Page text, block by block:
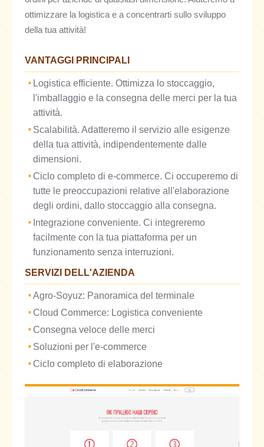
ottimizzare la logistica e a concentrarti sullo sviluppo
della tua attività!
VANTAGGI PRINCIPALI
Logistica efficiente. Ottimizza lo stoccaggio,
l'imballaggio e la consegna delle merci per la tua
attività.
Scalabilità. Adatteremo il servizio alle esigenze
della tua attività, indipendentemente dalle
dimensioni.
Ciclo completo di e-commerce. Ci occuperemo di
tutte le preoccupazioni relative all'elaborazione
degli ordini, dallo stoccaggio alla consegna.
Integrazione conveniente. Ci integreremo
facilmente con la tua piattaforma per un
funzionamento senza interruzioni.
SERVIZI DELL'AZIENDA
Agro-Soyuz: Panoramica del terminale
Cloud Commerce: Logistica conveniente
Consegna veloce delle merci
Soluzioni per l'e-commerce
Ciclo completo di elaborazione